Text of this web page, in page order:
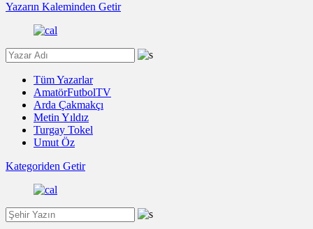
Yazarın Kaleminden Getir
Tüm Yazarlar
AmatörFutbolTV
Arda Çakmakçı
Metin Yıldız
Turgay Tokel
Umut Öz
Kategoriden Getir